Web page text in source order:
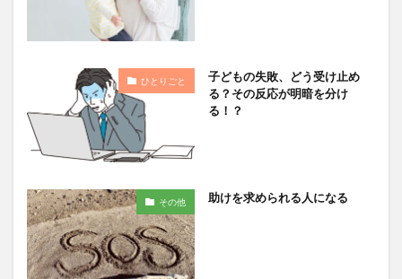
ひとりごと
子どもの失敗、どう受け止め
る？その反応が明暗を分け
る！？
その他 助けを求められる人になる